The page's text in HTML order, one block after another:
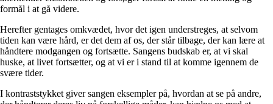
formål i at gå videre.
Herefter gentages omkvædet, hvor det igen understreges, at selvom
tiden kan være hård, er det dem af os, der står tilbage, der kan lære at
håndtere modgangen og fortsætte. Sangens budskab er, at vi skal
huske, at livet fortsætter, og at vi er i stand til at komme igennem de
svære tider.
I kontraststykket giver sangen eksempler på, hvordan at se på andre,